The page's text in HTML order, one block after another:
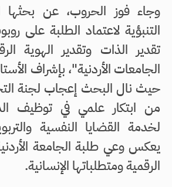
وجاء فوز الحروب، عن بحثها
التنبؤية لاعتماد الطلبة على
تقدير الذات وتقدير الهوية
الجامعات الأردنية"، بإشراف
حيث نال البحث إعجاب لجنة
من ابتكار علمي في توظيف
لخدمة القضايا النفسية
يعكس وعي طلبة الجامعة
الرقمية ومتطلباتها الإنسانية.